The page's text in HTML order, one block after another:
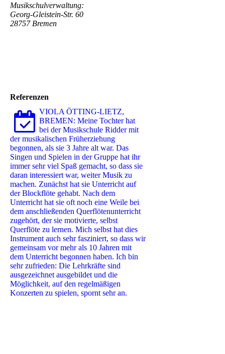
Musikschulverwaltung:
Georg-Gleistein-Str. 60
28757 Bremen
Referenzen
VIOLA ÖTTING-LIETZ,
BREMEN: Meine Tochter hat
bei der Musikschule Ridder mit
der musikalischen Früherziehung
begonnen, als sie 3 Jahre alt war. Das
Singen und Spielen in der Gruppe hat ihr
immer sehr viel Spaß gemacht, so dass sie
daran interessiert war, weiter Musik zu
machen. Zunächst hat sie Unterricht auf
der Blockflöte gehabt. Nach dem
Unterricht hat sie oft noch eine Weile bei
dem anschließenden Querflötenunterricht
zugehört, der sie motivierte, selbst
Querflöte zu lernen. Mich selbst hat dies
Instrument auch sehr fasziniert, so dass wir
gemeinsam vor mehr als 10 Jahren mit
dem Unterricht begonnen haben. Ich bin
sehr zufrieden: Die Lehrkräfte sind
ausgezeichnet ausgebildet und die
Möglichkeit, auf den regelmäßigen
Konzerten zu spielen, spornt sehr an.